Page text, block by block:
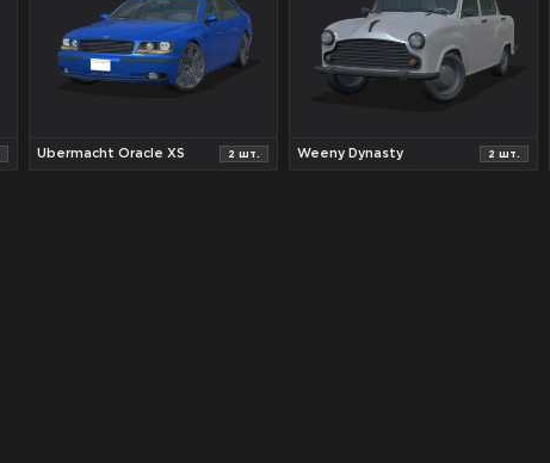
Ubermacht Oracle XS 2 шт. Weeny Dynasty 2 шт.